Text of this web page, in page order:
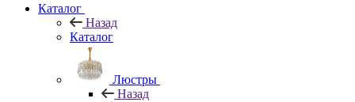
Каталог
Назад
Каталог
Люстры
Назад